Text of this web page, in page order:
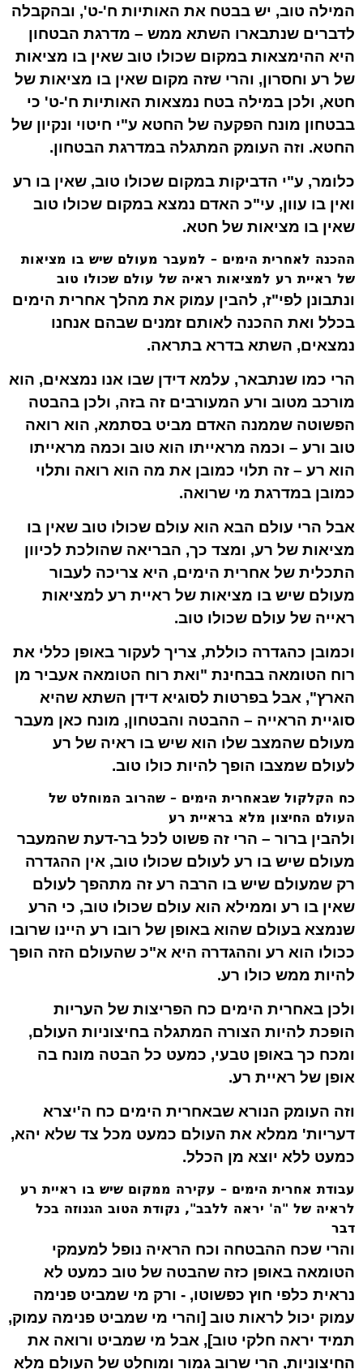
המילה טוב, יש בבטח את האותיות ח'-ט', ובהקבלה
לדברים שנתבארו השתא ממש – מדרגת הבטחון
היא ההימצאות במקום שכולו טוב שאין בו מציאות
של רע וחסרון, והרי שזה מקום שאין בו מציאות של
חטא, ולכן במילה בטח נמצאות האותיות ח'-ט' כי
בבטחון מונח הפקעה של החטא ע"י חיטוי ונקיון של
החטא. וזה העומק המתגלה במדרגת הבטחון.
כלומר, ע"י הדביקות במקום שכולו טוב, שאין בו רע
ואין בו עוון, עי"כ האדם נמצא במקום שכולו טוב
שאין בו מציאות של חטא.
ההכנה לאחרית הימים – למעבר מעולם שיש בו מציאות
של ראיית רע למציאות ראיה של עולם שכולו טוב
ונתבונן לפי"ז, להבין עמוק את מהלך אחרית הימים
בכלל ואת ההכנה לאותם זמנים שבהם אנחנו
נמצאים, השתא בדרא בתראה.
הרי כמו שנתבאר, עלמא דידן שבו אנו נמצאים, הוא
מורכב מטוב ורע המעורבים זה בזה, ולכן בהבטה
הפשוטה שממנה האדם מביט בסתמא, הוא רואה
טוב ורע – וכמה מראייתו הוא טוב וכמה מראייתו
הוא רע – זה תלוי כמובן את מה הוא רואה ותלוי
כמובן במדרגת מי שרואה.
אבל הרי עולם הבא הוא עולם שכולו טוב שאין בו
מציאות של רע, ומצד כך, הבריאה שהולכת לכיוון
התכלית של אחרית הימים, היא צריכה לעבור
מעולם שיש בו מציאות של ראיית רע למציאות
ראייה של עולם שכולו טוב.
וכמובן כהגדרה כוללת, צריך לעקור באופן כללי את
רוח הטומאה בבחינת "ואת רוח הטומאה אעביר מן
הארץ", אבל בפרטות לסוגיא דידן השתא שהיא
סוגיית הראייה – ההבטה והבטחון, מונח כאן מעבר
מעולם שהמצב שלו הוא שיש בו ראיה של רע
לעולם שמצבו הופך להיות כולו טוב.
כח הקלקול שבאחרית הימים – שהרוב המוחלט של
העולם החיצון מלא בראיית רע
ולהבין ברור – הרי זה פשוט לכל בר-דעת שהמעבר
מעולם שיש בו רע לעולם שכולו טוב, אין ההגדרה
רק שמעולם שיש בו הרבה רע זה מתהפך לעולם
שאין בו רע וממילא הוא עולם שכולו טוב, כי הרע
שנמצא בעולם שהוא באופן של רובו רע היינו שרובו
ככולו הוא רע וההגדרה היא א"כ שהעולם הזה הופך
להיות ממש כולו רע.
ולכן באחרית הימים כח הפריצות של העריות
הופכת להיות הצורה המתגלה בחיצוניות העולם,
ומכח כך באופן טבעי, כמעט כל הבטה מונח בה
אופן של ראיית רע.
וזה העומק הנורא שבאחרית הימים כח ה'יצרא
דעריות' ממלא את העולם כמעט מכל צד שלא יהא,
כמעט ללא יוצא מן הכלל.
עבודת אחרית הימים – עקירה ממקום שיש בו ראיית רע
לראיה של "ה' יראה ללבב", נקודת הטוב הגנוזה בכל
דבר
והרי שכח ההבטחה וכח הראיה נופל למעמקי
הטומאה באופן כזה שהבטה של טוב כמעט לא
נראית כלפי חוץ כפשוטו, - ורק מי שמביט פנימה
עמוק יכול לראות טוב [והרי מי שמביט פנימה עמוק,
תמיד יראה חלקי טוב], אבל מי שמביט ורואה את
החיצוניות, הרי שרוב גמור ומוחלט של העולם מלא